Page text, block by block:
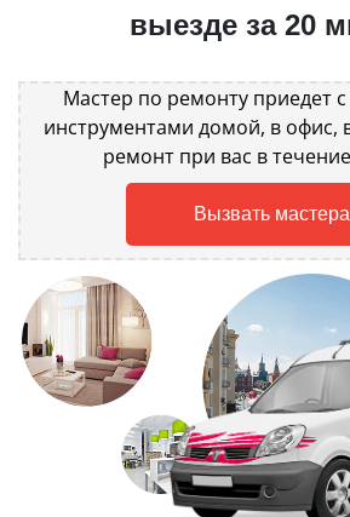
выезде за 20
Мастер по ремонту приедет
инструментами домой, в офис,
ремонт при вас в
Вызвать мастера